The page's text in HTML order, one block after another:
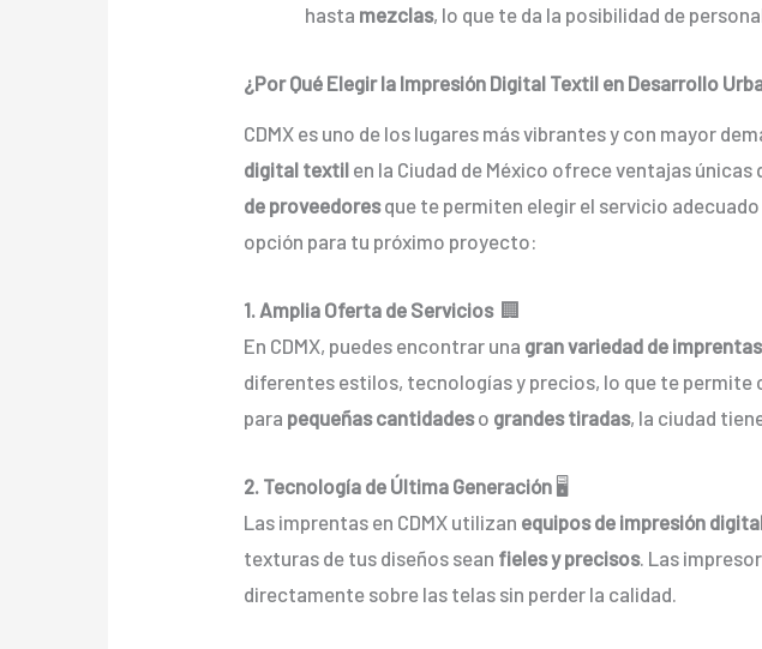
hasta mezclas, lo que te da la posibilidad de
¿Por Qué Elegir la Impresión Digital Textil en Desarrollo
CDMX es uno de los lugares más vibrantes y con mayor
digital textil en la Ciudad de México ofrece ventajas únicas
de proveedoresque te permiten elegir el servicio
opción para tu próximo proyecto:
1. Amplia Oferta de Servicios 🏢
En CDMX, puedes encontrar una gran variedad de imprentas
diferentes estilos, tecnologías y precios, lo que te permite
para pequeñas cantidadeso grandes tiradas, la ciudad
2. Tecnología de Última Generación 🖥️
Las imprentas en CDMX utilizan equipos de impresión
texturas de tus diseños sean fieles y precisos. Las
directamente sobre las telas sin perder la calidad.